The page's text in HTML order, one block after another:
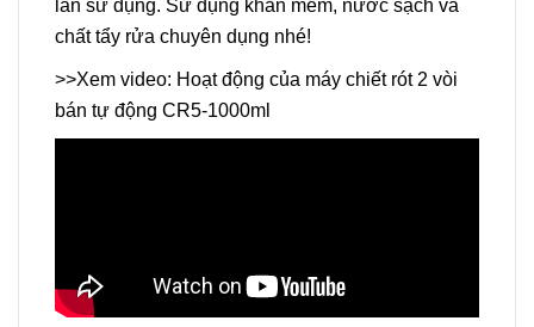
lần sử dụng. Sử dụng khăn mềm, nước sạch và
chất tẩy rửa chuyên dụng nhé!
>>Xem video: Hoạt động của máy chiết rót 2 vòi
bán tự động CR5-1000ml